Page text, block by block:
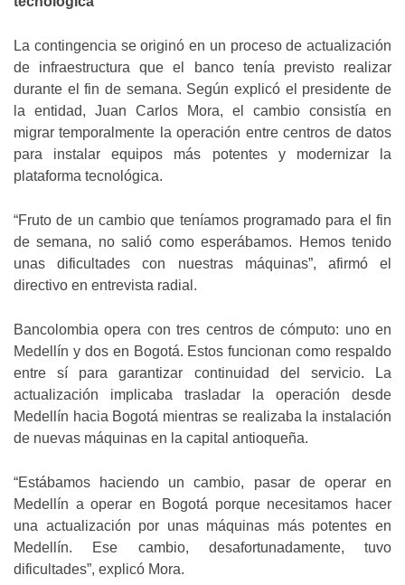
La contingencia se originó en un proceso de actualización
de infraestructura que el banco tenía previsto realizar
durante el fin de semana. Según explicó el presidente de
la entidad, Juan Carlos Mora, el cambio consistía en
migrar temporalmente la operación entre centros de datos
para instalar equipos más potentes y modernizar la
plataforma tecnológica.
“Fruto de un cambio que teníamos programado para el fin
de semana, no salió como esperábamos. Hemos tenido
unas dificultades con nuestras máquinas”, afirmó el
directivo en entrevista radial.
Bancolombia opera con tres centros de cómputo: uno en
Medellín y dos en Bogotá. Estos funcionan como respaldo
entre sí para garantizar continuidad del servicio. La
actualización implicaba trasladar la operación desde
Medellín hacia Bogotá mientras se realizaba la instalación
de nuevas máquinas en la capital antioqueña.
“Estábamos haciendo un cambio, pasar de operar en
Medellín a operar en Bogotá porque necesitamos hacer
una actualización por unas máquinas más potentes en
Medellín. Ese cambio, desafortunadamente, tuvo
dificultades”, explicó Mora.